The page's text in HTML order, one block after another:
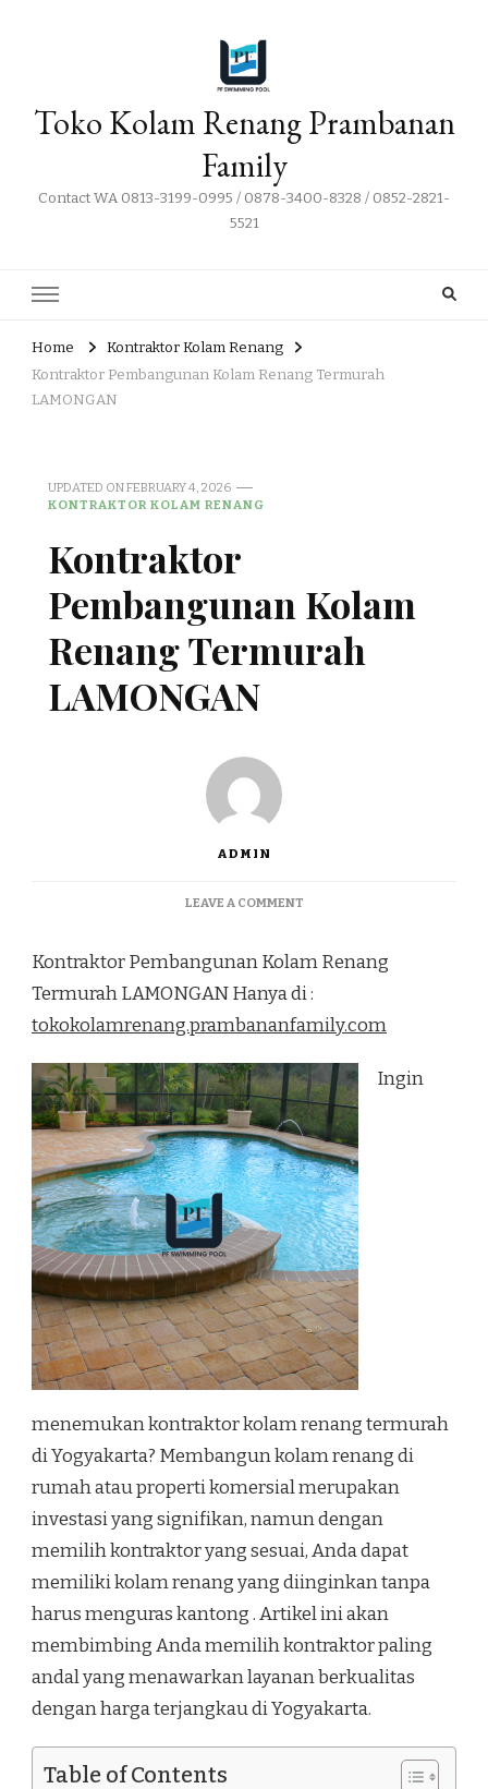
Toko Kolam Renang Prambanan
Family
Contact WA 0813-3199-0995 / 0878-3400-8328 / 0852-2821-
5521
Home
Kontraktor Kolam Renang
Kontraktor Pembangunan Kolam Renang Termurah
LAMONGAN
UPDATED ONFEBRUARY 4, 2026
KONTRAKTOR KOLAM RENANG
Kontraktor
Pembangunan Kolam
Renang Termurah
LAMONGAN
ADMIN
LEAVE A COMMENTON
KOLAM
RENANG
LAMONGAN
Kontraktor Pembangunan Kolam Renang
Termurah LAMONGAN Hanya di :
tokokolamrenang.prambananfamily.com
Ingin
menemukan kontraktor kolam renang termurah
di Yogyakarta? Membangun kolam renang di
rumah atau properti komersial merupakan
investasi yang signifikan, namun dengan
memilih kontraktor yang sesuai, Anda dapat
memiliki kolam renang yang diinginkan tanpa
harus menguras kantong . Artikel ini akan
membimbing Anda memilih kontraktor paling
andal yang menawarkan layanan berkualitas
dengan harga terjangkau di Yogyakarta.
Table of Contents